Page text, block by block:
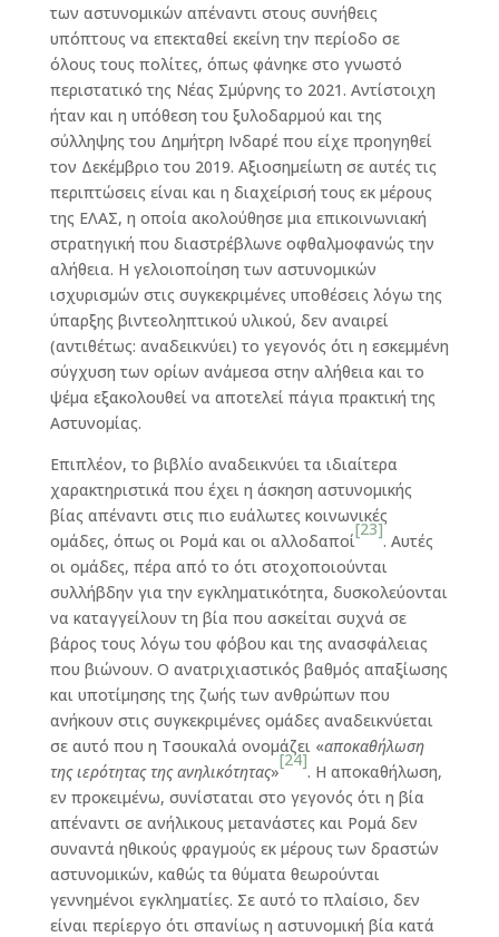
των αστυνομικών απέναντι στους συνήθεις
υπόπτους να επεκταθεί εκείνη την περίοδο σε
όλους τους πολίτες, όπως φάνηκε στο γνωστό
περιστατικό της Νέας Σμύρνης το 2021. Αντίστοιχη
ήταν και η υπόθεση του ξυλοδαρμού και της
σύλληψης του Δημήτρη Ινδαρέ που είχε προηγηθεί
τον Δεκέμβριο του 2019. Αξιοσημείωτη σε αυτές τις
περιπτώσεις είναι και η διαχείρισή τους εκ μέρους
της ΕΛΑΣ, η οποία ακολούθησε μια επικοινωνιακή
στρατηγική που διαστρέβλωνε οφθαλμοφανώς την
αλήθεια. Η γελοιοποίηση των αστυνομικών
ισχυρισμών στις συγκεκριμένες υποθέσεις λόγω της
ύπαρξης βιντεοληπτικού υλικού, δεν αναιρεί
(αντιθέτως: αναδεικνύει) το γεγονός ότι η εσκεμμένη
σύγχυση των ορίων ανάμεσα στην αλήθεια και το
ψέμα εξακολουθεί να αποτελεί πάγια πρακτική της
Αστυνομίας.
Επιπλέον, το βιβλίο αναδεικνύει τα ιδιαίτερα
χαρακτηριστικά που έχει η άσκηση αστυνομικής
βίας απέναντι στις πιο ευάλωτες κοινωνικές
ομάδες, όπως οι Ρομά και οι αλλοδαποί
[23]
. Αυτές
οι ομάδες, πέρα από το ότι στοχοποιούνται
συλλήβδην για την εγκληματικότητα, δυσκολεύονται
να καταγγείλουν τη βία που ασκείται συχνά σε
βάρος τους λόγω του φόβου και της ανασφάλειας
που βιώνουν. Ο ανατριχιαστικός βαθμός απαξίωσης
και υποτίμησης της ζωής των ανθρώπων που
ανήκουν στις συγκεκριμένες ομάδες αναδεικνύεται
σε αυτό που η Τσουκαλά ονομάζει «αποκαθήλωση
της ιερότητας της ανηλικότητας»
[24]
. Η αποκαθήλωση,
εν προκειμένω, συνίσταται στο γεγονός ότι η βία
απέναντι σε ανήλικους μετανάστες και Ρομά δεν
συναντά ηθικούς φραγμούς εκ μέρους των δραστών
αστυνομικών, καθώς τα θύματα θεωρούνται
γεννημένοι εγκληματίες. Σε αυτό το πλαίσιο, δεν
είναι περίεργο ότι σπανίως η αστυνομική βία κατά